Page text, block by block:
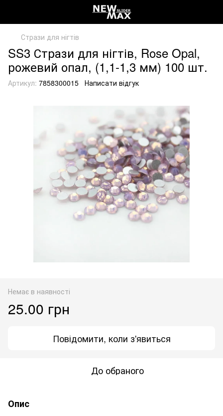
Стрази для нігтів
SS3 Стрази для нігтів, Rose Opal,
рожевий опал, (1,1-1,3 мм) 100 шт.
Артикул: 7858300015 Написати відгук
Немає в наявності
25.00 грн
Повідомити, коли з'явиться
До обраного
Опис